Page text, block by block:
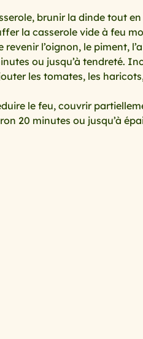
brunir la dinde tout
la casserole vide à feu
revenir l’oignon, le piment,
ou jusqu’à tendreté.
les tomates, les
le feu, couvrir
20 minutes ou jusqu’à